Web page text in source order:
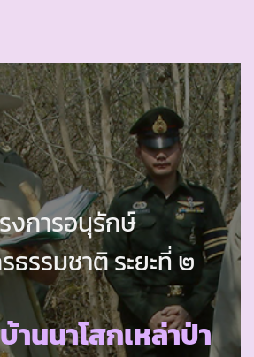
งการอนุรักษ์
รรมชาติ ระยะที่ ๒
านนาโสกเหล่าป่า